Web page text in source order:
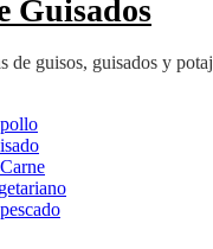
Guisados
de guisos, guisados y